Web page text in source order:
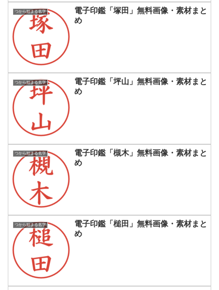
つから始まる名字
電子印鑑「塚田」無料画像・素材まと
め
つから始まる名字
電子印鑑「坪山」無料画像・素材まと
め
つから始まる名字
電子印鑑「槻木」無料画像・素材まと
め
つから始まる名字
電子印鑑「槌田」無料画像・素材まと
め